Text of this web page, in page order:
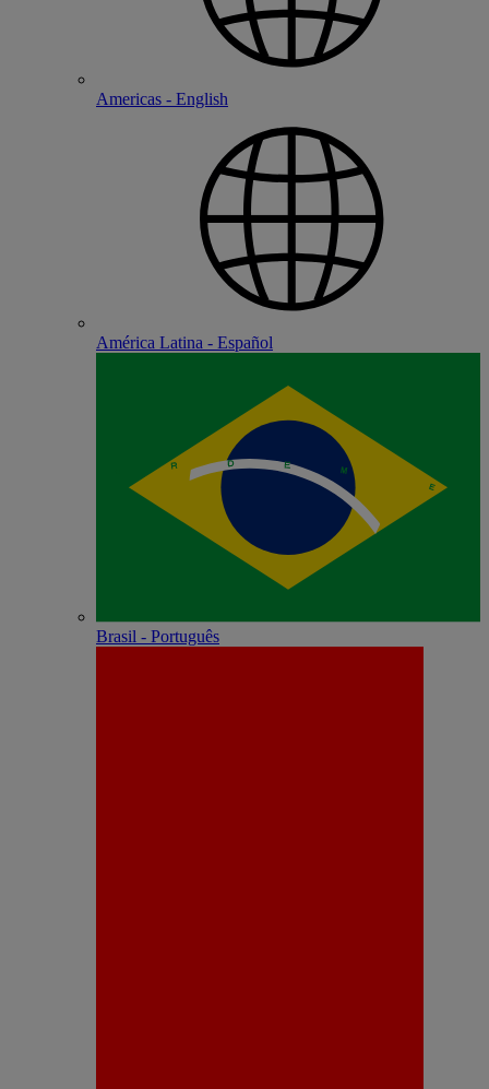
Americas - English
América Latina - Español
Brasil - Português